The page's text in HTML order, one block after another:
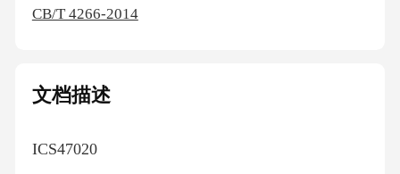
CB/T 4266-2014
文档描述
ICS47020